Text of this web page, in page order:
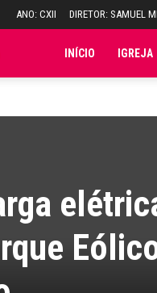
ANO: CXII DIRETOR: SAMUEL
INÍCIO IGREJA